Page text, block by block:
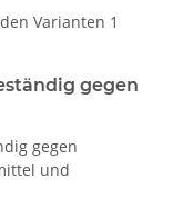
Varianten 1
gegen
gegen
und